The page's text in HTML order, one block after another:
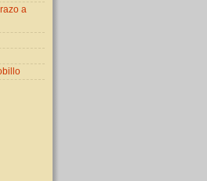
a